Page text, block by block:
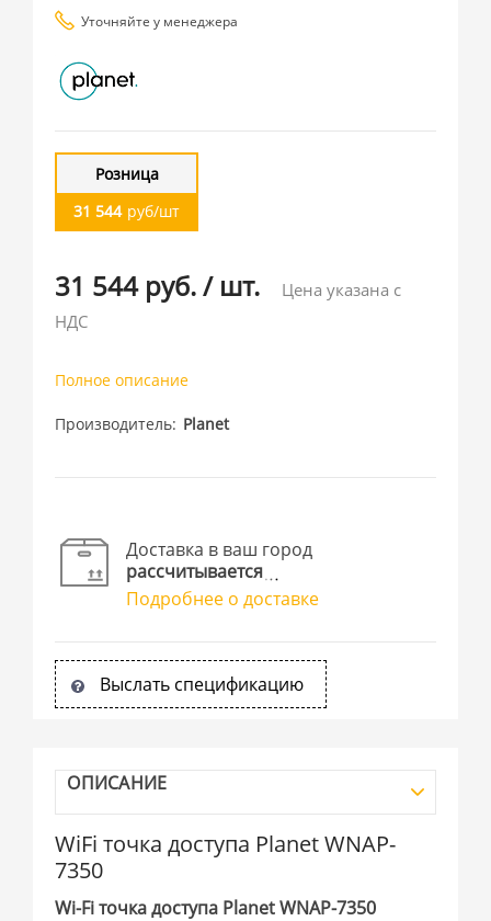
Уточняйте у менеджера
Розница
31 544 руб/шт
31 544 руб./ шт.
Цена указана с
НДС
Полное описание
Производитель Planet
Доставка в ваш город
рассчитывается
Подробнее о доставке
Выслать спецификацию
ОПИСАНИЕ
WiFi точка доступа Planet WNAP-
7350
Wi-Fi точка доступа Planet WNAP-7350